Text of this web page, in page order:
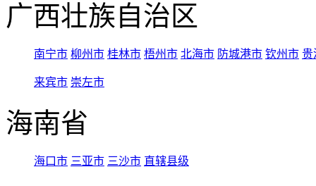
广西壮族自治区
南宁市 柳州市 桂林市 梧州市 北海市 防城港市 钦州市 贵
来宾市 崇左市
海南省
海口市 三亚市 三沙市 直辖县级